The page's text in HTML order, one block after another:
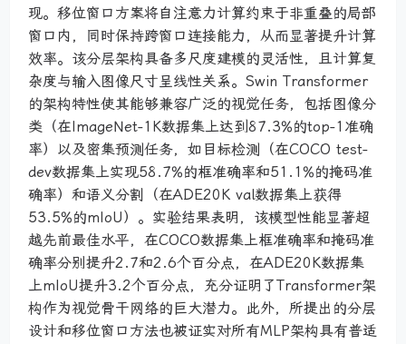
现。移位窗口方案将自注意力计算约束于非重叠的局部
窗口内，同时保持跨窗口连接能力，从而显著提升计算
效率。该分层架构具备多尺度建模的灵活性，且计算复
杂度与输入图像尺寸呈线性关系。Swin Transformer
的架构特性使其能够兼容广泛的视觉任务，包括图像分
类（在ImageNet-1K数据集上达到87.3%的top-1准确
率）以及密集预测任务，如目标检测（在COCO test-
dev数据集上实现58.7%的框准确率和51.1%的掩码准
确率）和语义分割（在ADE20K val数据集上获得
53.5%的mIoU）。实验结果表明，该模型性能显著超
越先前最佳水平，在COCO数据集上框准确率和掩码准
确率分别提升2.7和2.6个百分点，在ADE20K数据集
上mIoU提升3.2个百分点，充分证明了Transformer架
构作为视觉骨干网络的巨大潜力。此外，所提出的分层
设计和移位窗口方法也被证实对所有MLP架构具有普适